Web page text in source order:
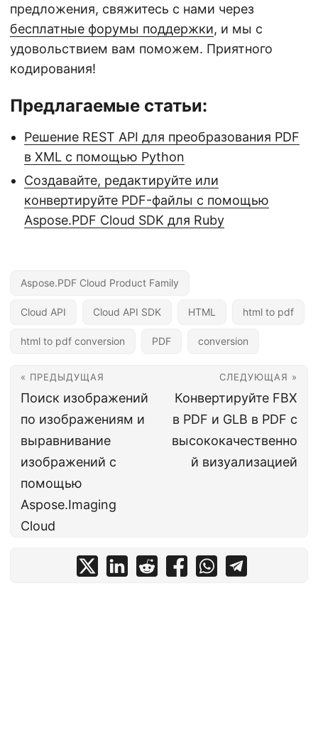
предложения, свяжитесь с нами через
бесплатные форумы поддержки, и мы с
удовольствием вам поможем. Приятного
кодирования!
Предлагаемые статьи:
Решение REST API для преобразования PDF
в XML с помощью Python
Создавайте, редактируйте или
конвертируйте PDF-файлы с помощью
Aspose.PDF Cloud SDK для Ruby
Aspose.PDF Cloud Product Family
Cloud API Cloud API SDK HTML html to pdf
html to pdf conversion PDF conversion
« ПРЕДЫДУЩАЯ
Поиск изображений
по изображениям и
выравнивание
изображений с
помощью
Aspose.Imaging
Cloud
СЛЕДУЮЩАЯ »
Конвертируйте FBX
в PDF и GLB в PDF с
высококачественно
й визуализацией